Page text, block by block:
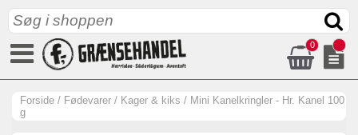
0
Forside / Fødevarer / Kager & kiks / Mini Kanelkringler - Hr. Kanel 100
g